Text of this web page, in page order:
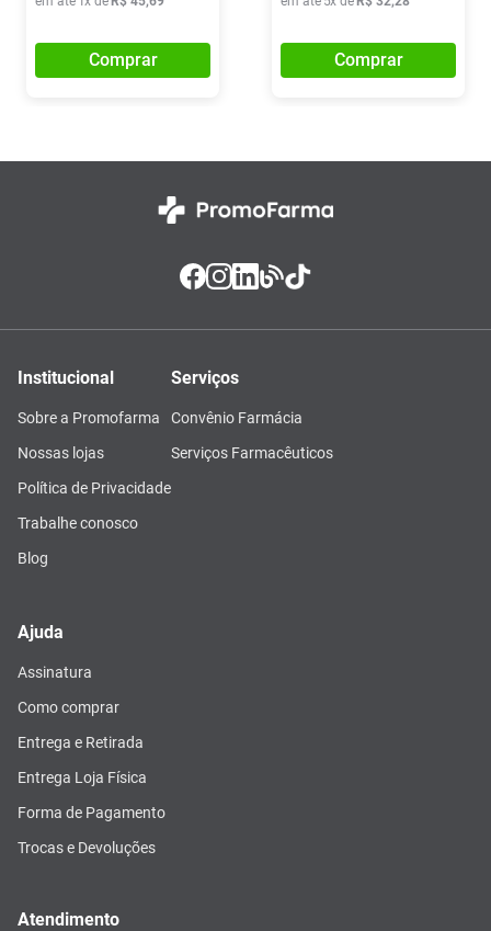
Comprar Comprar
Institucional
Sobre a Promofarma
Nossas lojas
Política de Privacidade
Trabalhe conosco
Blog
Serviços
Convênio Farmácia
Serviços Farmacêuticos
Ajuda
Assinatura
Como comprar
Entrega e Retirada
Entrega Loja Física
Forma de Pagamento
Trocas e Devoluções
Atendimento